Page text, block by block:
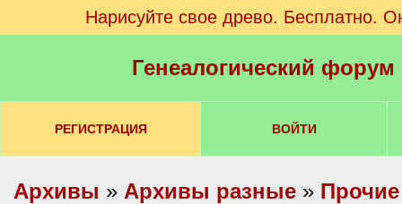
Нарисуйте свое древо. Бесплатно.
Генеалогический
РЕГИСТРАЦИЯ ВОЙТИ
Архивы » Архивы разные »